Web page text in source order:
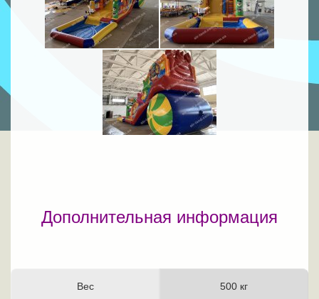
Дополнительная информация
Вес 500 кг